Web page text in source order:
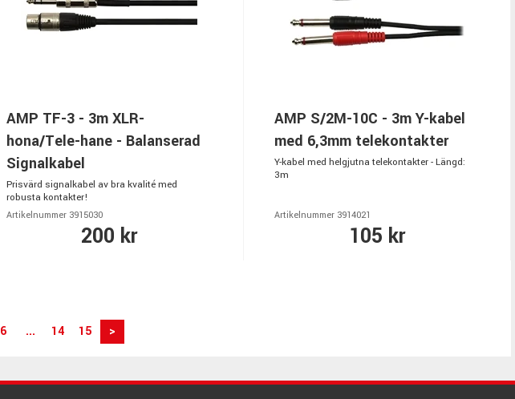
AMP TF-3 - 3m XLR-
hona/Tele-hane - Balanserad
Signalkabel
Prisvärd signalkabel av bra kvalité med
robusta kontakter!
Artikelnummer 3915030
200 kr
AMP S/2M-10C - 3m Y-kabel
med 6,3mm telekontakter
Y-kabel med helgjutna telekontakter - Längd:
3m
Artikelnummer 3914021
105 kr
6 ... 14 15 >